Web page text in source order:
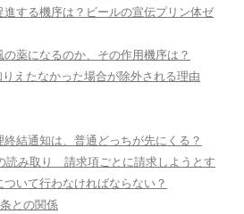
する機序は？ビールの宣伝プリン体ゼ
薬になるのか、その作用機序は？
えたなかった場合が除外される理由
結通知は、普通どっちが先にくる？
読み取り 請求項ごとに請求しようとす
いて行わなければならない？
との関係